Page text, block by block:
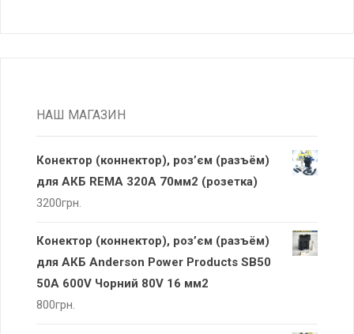
НАШ МАГАЗИН
Конектор (коннектор), роз’єм (разъём)
для АКБ REMA 320А 70мм2 (розетка)
3200грн.
Конектор (коннектор), роз’єм (разъём)
для АКБ Anderson Power Products SB50
50A 600V Чорний 80V 16 мм2
800грн.